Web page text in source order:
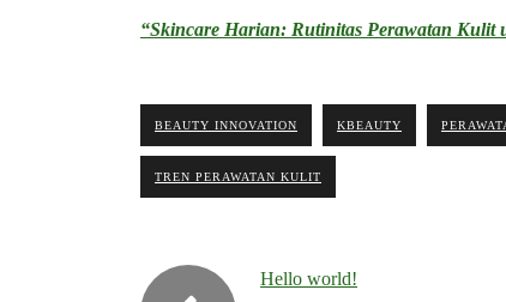
“Skincare Harian: Rutinitas Perawatan Kulit
BEAUTY INNOVATION KBEAUTY
TREN PERAWATAN KULIT
Hello world!